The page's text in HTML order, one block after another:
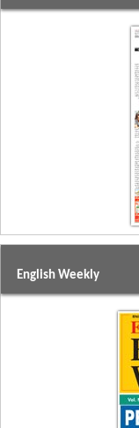
English Weekly